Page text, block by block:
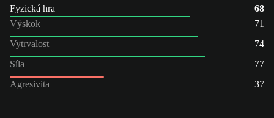
Fyzická hra
68
Výskok
71
Vytrvalost
74
Síla
77
Agresivita
37